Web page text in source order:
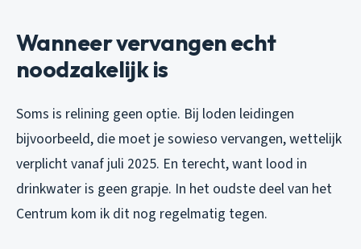
Wanneer vervangen echt
noodzakelijk is
Soms is relining geen optie. Bij loden leidingen
bijvoorbeeld, die moet je sowieso vervangen, wettelijk
verplicht vanaf juli 2025. En terecht, want lood in
drinkwater is geen grapje. In het oudste deel van het
Centrum kom ik dit nog regelmatig tegen.